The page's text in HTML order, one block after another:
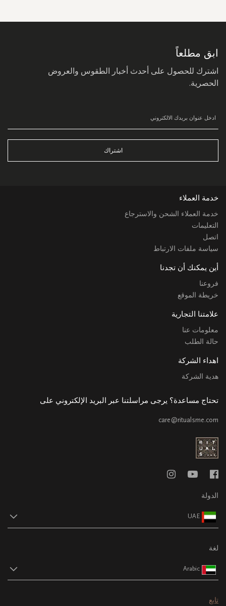
ابق مطلعاً
اشترك للحصول على أحدث أخبار الطقوس والعروض
الحصرية.
اشتراك
خدمة العملاء
خدمة العملاء الشحن والاسترجاع
التعليمات
اتصل
سياسة ملفات الارتباط
أين يمكنك أن تجدنا
فروعنا
خريطة الموقع
علامتنا التجارية
معلومات عنا
حالة الطلب
اهداء الشركة
هدية الشركة
تحتاج مساعدة؟ يرجى مراسلتنا عبر البريد الإلكتروني على
care@ritualsme.com
الدولة
UAE
لغة
Arabic
تابع